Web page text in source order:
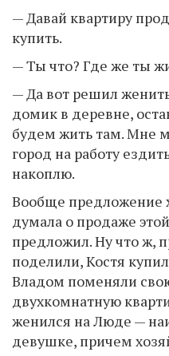
— Давай квартиру
купить.
— Ты что? Где же ты
— Да вот решил
домик в деревне,
будем жить там. Мне
город на работу
накоплю.
Вообще предложение
думала о продаже
предложил. Ну что ж,
поделили, Костя
Владом поменяли
двухкомнатную
женился на Люде —
девушке, причем